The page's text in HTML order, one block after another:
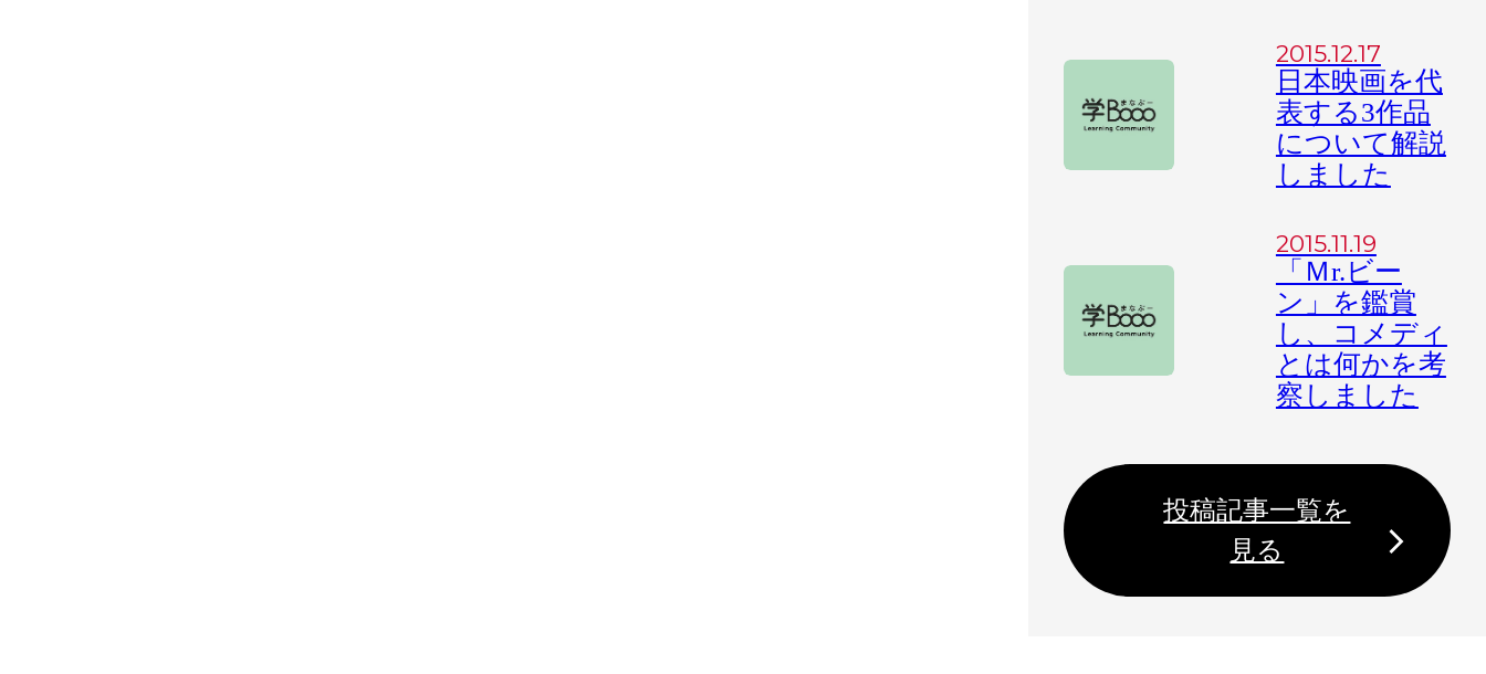
2015.12.17
日本映画を代
表する3作品
について解説
しました
2015.11.19
「Ｍr.ビー
ン」を鑑賞
し、コメディ
とは何かを考
察しました
投稿記事一覧を
見る